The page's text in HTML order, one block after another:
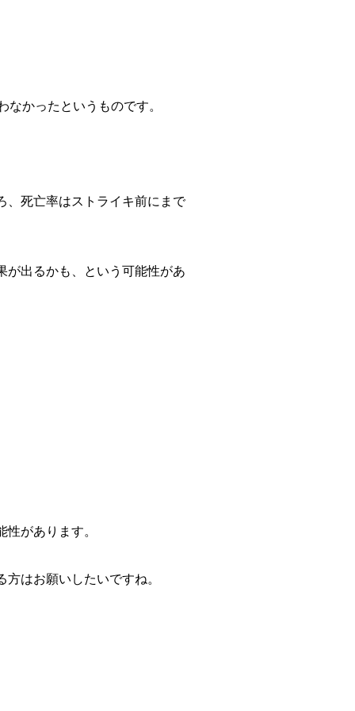
かったというものです。
、死亡率はストライキ前にまで
が出るかも、という可能性があ
があります。
はお願いしたいですね。